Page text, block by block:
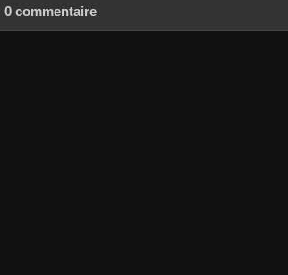
0 commentaire